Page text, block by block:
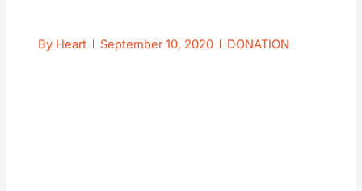
ByHeart September 10, 2020 DONATION